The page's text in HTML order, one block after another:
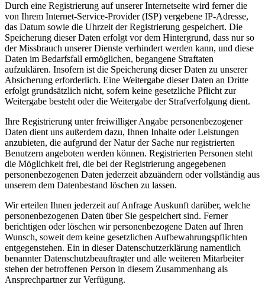
Durch eine Registrierung auf unserer Internetseite wird ferner die
von Ihrem Internet-Service-Provider (ISP) vergebene IP-Adresse,
das Datum sowie die Uhrzeit der Registrierung gespeichert. Die
Speicherung dieser Daten erfolgt vor dem Hintergrund, dass nur so
der Missbrauch unserer Dienste verhindert werden kann, und diese
Daten im Bedarfsfall ermöglichen, begangene Straftaten
aufzuklären. Insofern ist die Speicherung dieser Daten zu unserer
Absicherung erforderlich. Eine Weitergabe dieser Daten an Dritte
erfolgt grundsätzlich nicht, sofern keine gesetzliche Pflicht zur
Weitergabe besteht oder die Weitergabe der Strafverfolgung dient.
Ihre Registrierung unter freiwilliger Angabe personenbezogener
Daten dient uns außerdem dazu, Ihnen Inhalte oder Leistungen
anzubieten, die aufgrund der Natur der Sache nur registrierten
Benutzern angeboten werden können. Registrierten Personen steht
die Möglichkeit frei, die bei der Registrierung angegebenen
personenbezogenen Daten jederzeit abzuändern oder vollständig aus
unserem dem Datenbestand löschen zu lassen.
Wir erteilen Ihnen jederzeit auf Anfrage Auskunft darüber, welche
personenbezogenen Daten über Sie gespeichert sind. Ferner
berichtigen oder löschen wir personenbezogene Daten auf Ihren
Wunsch, soweit dem keine gesetzlichen Aufbewahrungspflichten
entgegenstehen. Ein in dieser Datenschutzerklärung namentlich
benannter Datenschutzbeauftragter und alle weiteren Mitarbeiter
stehen der betroffenen Person in diesem Zusammenhang als
Ansprechpartner zur Verfügung.